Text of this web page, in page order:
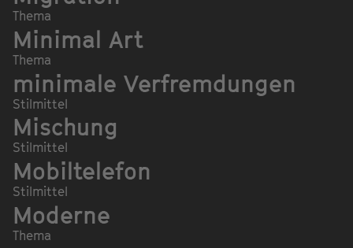
Thema
Minimal Art
Thema
minimale Verfremdungen
Stilmittel
Mischung
Stilmittel
Mobiltelefon
Stilmittel
Moderne
Thema